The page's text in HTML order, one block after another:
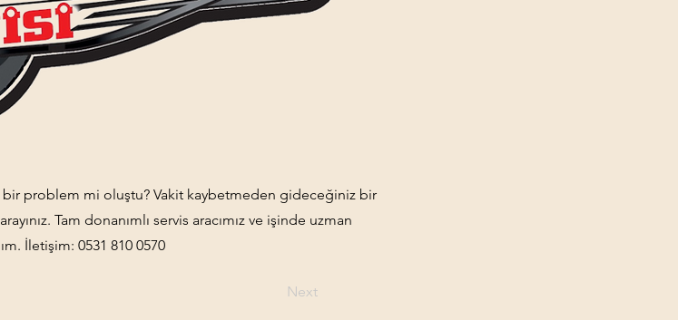
bir problem mi oluştu? Vakit kaybetmeden gideceğiniz bir
Tam donanımlı servis aracımız ve işinde uzman
İletişim: 0531 810 0570
Next